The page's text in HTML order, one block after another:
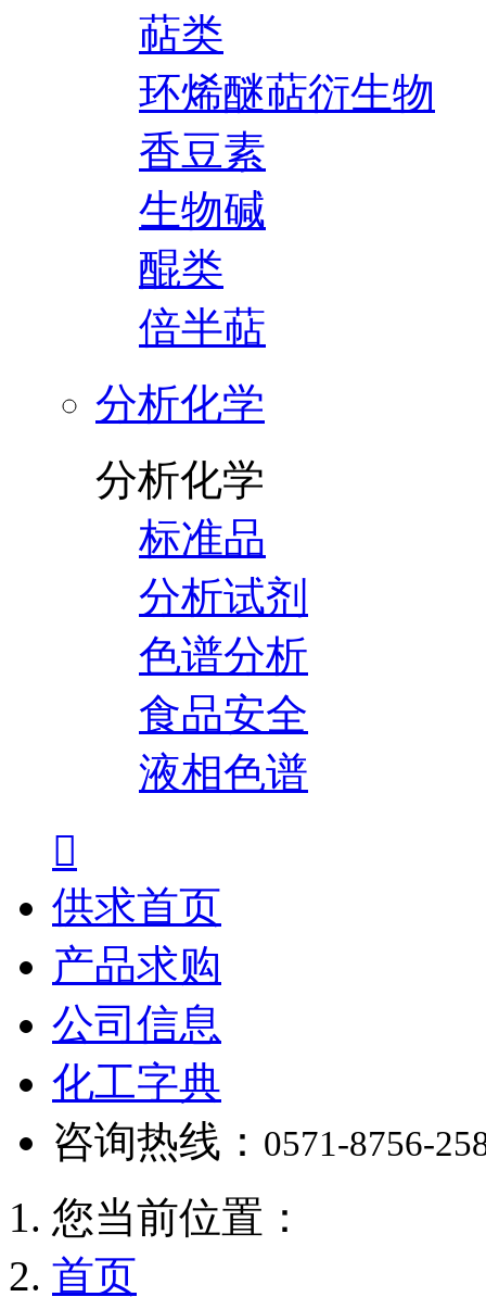
萜类
环烯醚萜衍生物
香豆素
生物碱
醌类
倍半萜
分析化学
分析化学
标准品
分析试剂
色谱分析
食品安全
液相色谱

供求首页
产品求购
公司信息
化工字典
咨询热线： 0571-8756-
您当前位置：
首页